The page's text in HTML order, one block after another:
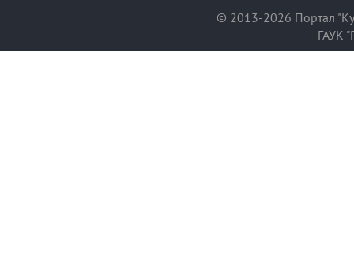
© 2013-2026 Портал
ГАУК